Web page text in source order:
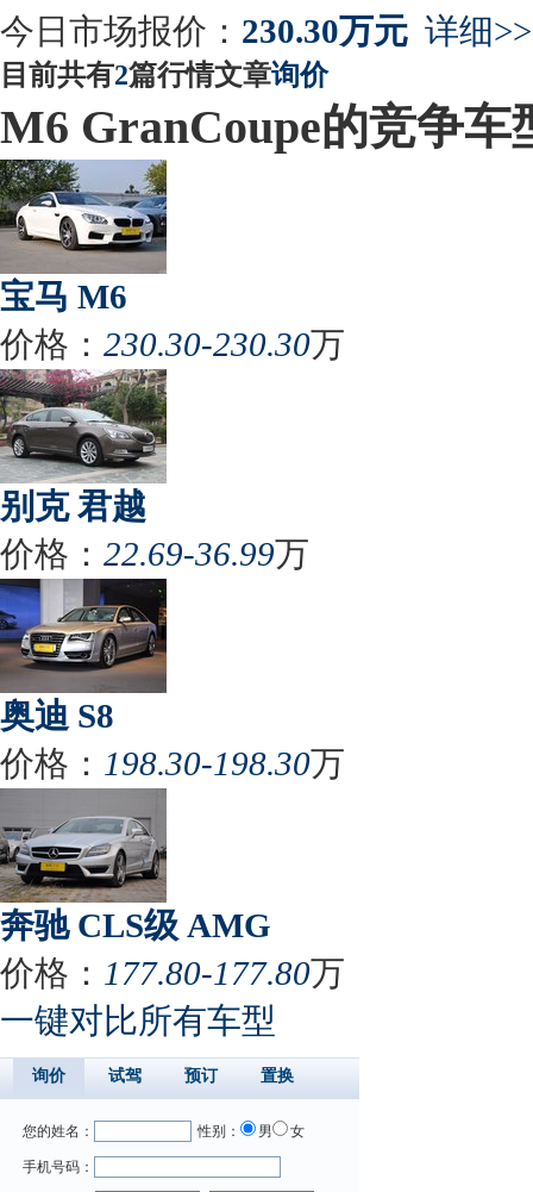
今日市场报价： 230.30万元 详细>>
目前共有2篇行情文章询价
M6 GranCoupe的竞争车
宝马 M6
价格： 230.30-230.30万
别克 君越
价格： 22.69-36.99万
奥迪 S8
价格： 198.30-198.30万
奔驰 CLS级 AMG
价格： 177.80-177.80万
一键对比所有车型
询价 试驾 预订 置换
您的姓名： 性别： 男 女
手机号码：